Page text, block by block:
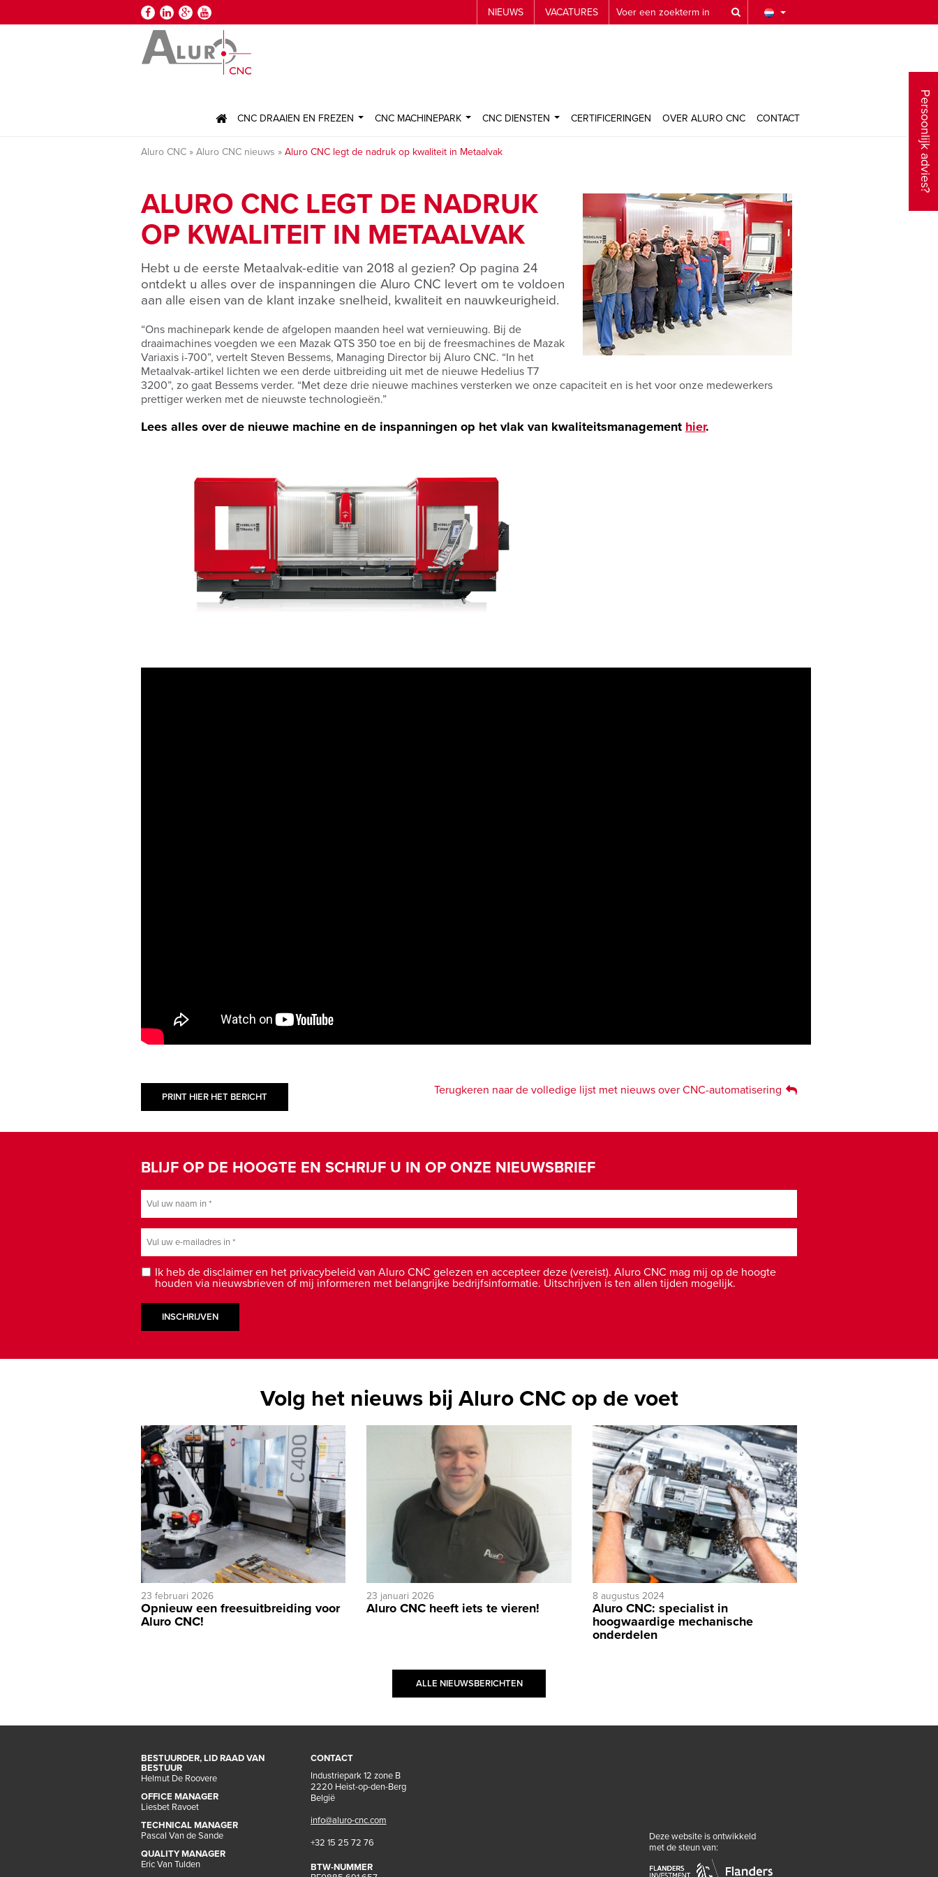
    NIEUWS VACATURES 
CNC DRAAIEN EN FREZEN CNC MACHINEPARK CNC DIENSTEN CERTIFICERINGEN OVER ALURO CNC CONTACT
Aluro CNC Aluro CNC nieuws Aluro CNC legt de nadruk op kwaliteit in Metaalvak
ALURO CNC LEGT DE NADRUK
OP KWALITEIT IN METAALVAK
Hebt u de eerste Metaalvak-editie van 2018 al gezien? Op pagina 24
ontdekt u alles over de inspanningen die Aluro CNC levert om te voldoen
aan alle eisen van de klant inzake snelheid, kwaliteit en nauwkeurigheid.
“Ons machinepark kende de afgelopen maanden heel wat vernieuwing. Bij de
draaimachines voegden we een Mazak QTS 350 toe en bij de freesmachines de Mazak
Variaxis i-700”, vertelt Steven Bessems, Managing Director bij Aluro CNC. “In het
Metaalvak-artikel lichten we een derde uitbreiding uit met de nieuwe Hedelius T7
3200”, zo gaat Bessems verder. “Met deze drie nieuwe machines versterken we onze capaciteit en is het voor onze medewerkers
prettiger werken met de nieuwste technologieën.”
Lees alles over de nieuwe machine en de inspanningen op het vlak van kwaliteitsmanagement hier.
Terugkeren naar de volledige lijst met nieuws over CNC-automatisering
PRINT HIER HET BERICHT
BLIJF OP DE HOOGTE EN SCHRIJF U IN OP ONZE NIEUWSBRIEF
Ik heb de disclaimer en het privacybeleid van Aluro CNC gelezen en accepteer deze (vereist). Aluro CNC mag mij op de hoogte
houden via nieuwsbrieven of mij informeren met belangrijke bedrijfsinformatie. Uitschrijven is ten allen tijden mogelijk.
INSCHRIJVEN
Volg het nieuws bij Aluro CNC op de voet
23 februari 2026
Opnieuw een freesuitbreiding voor
Aluro CNC!
23 januari 2026
Aluro CNC heeft iets te vieren!
8 augustus 2024
Aluro CNC: specialist in
hoogwaardige mechanische
onderdelen
ALLE NIEUWSBERICHTEN
BESTUURDER, LID RAAD VAN
BESTUUR
Helmut De Roovere
OFFICE MANAGER
Liesbet Ravoet
TECHNICAL MANAGER
Pascal Van de Sande
QUALITY MANAGER
Eric Van Tulden
CONTACT
Industriepark 12 zone B
2220 Heist-op-den-Berg
België
info@aluro-cnc.com
+32 15 25 72 76
BTW-NUMMER
Deze website is ontwikkeld
met de steun van:
Persoonlijk advies?